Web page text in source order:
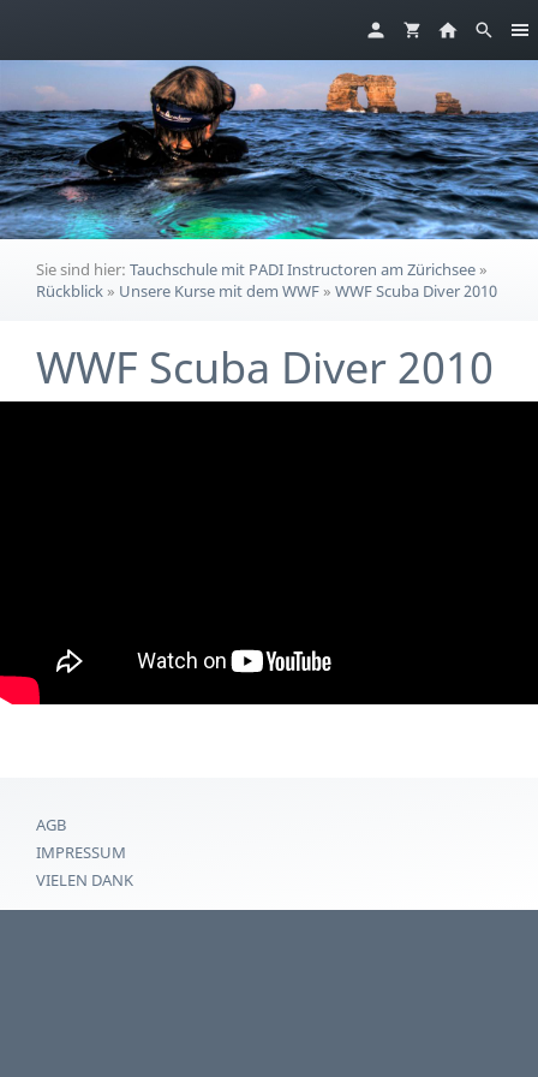
Sie sind hier: Tauchschule mit PADI Instructoren am Zürichsee»
Rückblick» Unsere Kurse mit dem WWF » WWF Scuba Diver 2010
WWF Scuba Diver 2010
AGB
IMPRESSUM
VIELEN DANK